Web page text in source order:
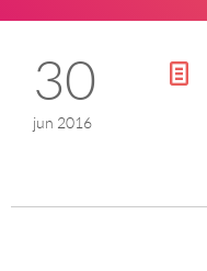
30
jun 2016
g